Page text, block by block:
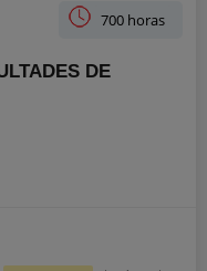
700 horas
DE